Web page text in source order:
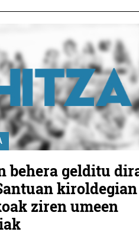
behera gelditu
kiroldegian
ziren umeen